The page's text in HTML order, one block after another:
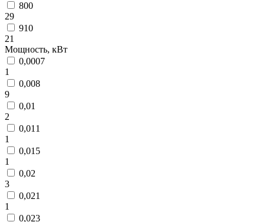
800
29
910
21
Мощность, кВт
0,0007
1
0,008
9
0,01
2
0,011
1
0,015
1
0,02
3
0,021
1
0,023